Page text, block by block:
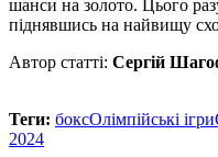
шанси на золото. Цього
піднявшись на найвищу
Автор статті: Сергій
Теги: боксОлімпійські ігри
2024